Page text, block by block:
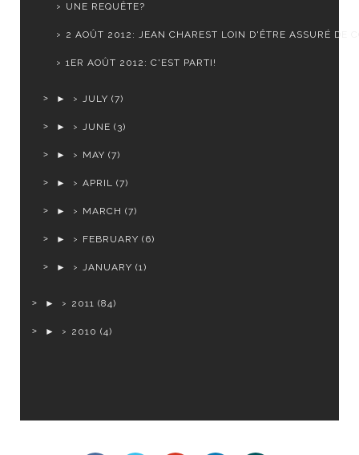
UNE REQUÊTE?
2 AOÛT 2012: JEAN CHAREST LOIN D'ÊTRE ASSURÉ DE
1ER AOÛT 2012: C'EST PARTI!
► JULY (7)
► JUNE (3)
► MAY (7)
► APRIL (7)
► MARCH (7)
► FEBRUARY (6)
► JANUARY (1)
► 2011 (84)
► 2010 (4)